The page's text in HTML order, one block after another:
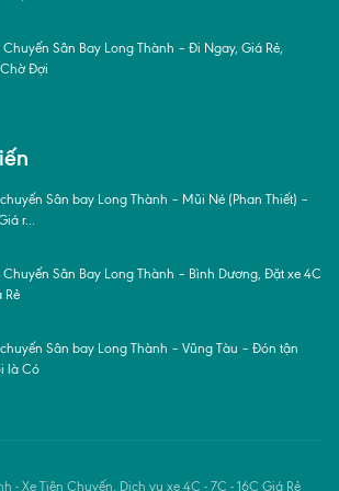
Chuyến Sân Bay Long Thành – Đi Ngay, Giá Rẻ,
Đợi
Sân bay Long Thành – Mũi Né (Phan Thiết) –
r...
Chuyến Sân Bay Long Thành – Bình Dương, Đặt xe 4C
Rẻ
Sân bay Long Thành – Vũng Tàu – Đón tận
là Có
- Xe Tiện Chuyến, Dịch vụ xe 4C - 7C - 16C Giá Rẻ